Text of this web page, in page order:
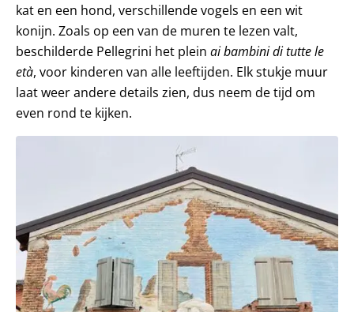
kat en een hond, verschillende vogels en een wit
konijn. Zoals op een van de muren te lezen valt,
beschilderde Pellegrini het plein ai bambini di tutte le
età, voor kinderen van alle leeftijden. Elk stukje muur
laat weer andere details zien, dus neem de tijd om
even rond te kijken.